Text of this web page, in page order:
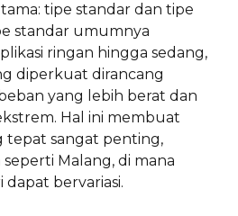
tipe standar dan tipe
standar umumnya
ringan hingga sedang,
diperkuat dirancang
yang lebih berat dan
Hal ini membuat
tepat sangat penting,
Malang, di mana
bervariasi.